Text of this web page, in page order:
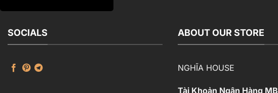
SOCIALS ABOUT OUR STORE
NGHĨA HOUSE
Tài Khoản Ngân Hàng MB